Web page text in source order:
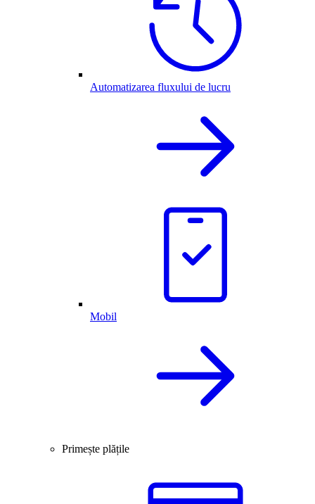
Automatizarea fluxului de lucru
Mobil
Primește plățile